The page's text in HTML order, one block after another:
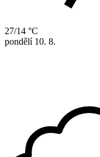
27/14 °C
pondělí 10. 8.